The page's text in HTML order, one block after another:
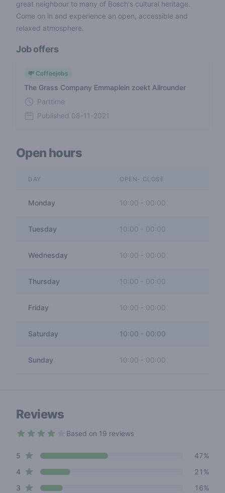
great neighbour to many of Bosch's cultural heritage.
Come on in and experience an open, accessible and
relaxed atmosphere.
Job offers
The Grass Company Emmaplein zoekt Allrounder
💸 Coffeejobs
Parttime
Published 08-11-2021
Open hours
DAY OPEN- CLOSE
Monday 10:00 - 00:00
Tuesday 10:00 00:00
Wednesday 10:00 - 00:00
Thursday 10:00 00:00
Friday 10:00 - 00:00
Saturday 10:00 - 00:00
Sunday 10:00 - 00:00
Reviews
Based on 19 reviews
Review data
5 star reviews
47%
4star reviews
21%
3 star reviews 16%